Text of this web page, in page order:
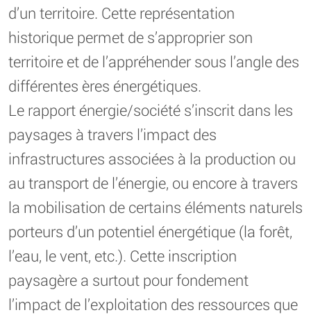
d’un territoire. Cette représentation
historique permet de s’approprier son
territoire et de l’appréhender sous l’angle des
différentes ères énergétiques.
Le rapport énergie/société s’inscrit dans les
paysages à travers l’impact des
infrastructures associées à la production ou
au transport de l’énergie, ou encore à travers
la mobilisation de certains éléments naturels
porteurs d’un potentiel énergétique (la forêt,
l’eau, le vent, etc.). Cette inscription
paysagère a surtout pour fondement
l’impact de l’exploitation des ressources que